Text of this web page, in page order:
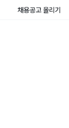
채용공고 올리기